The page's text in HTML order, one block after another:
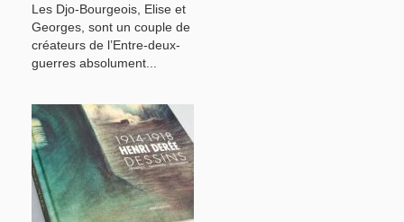
Les Djo-Bourgeois, Elise et
Georges, sont un couple de
créateurs de l’Entre-deux-
guerres absolument...